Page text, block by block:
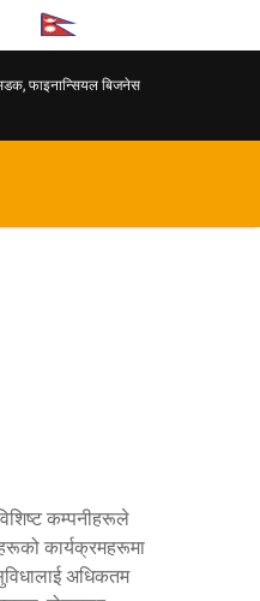
फाइनान्सियल बिजनेस
कम्पनीहरूले
कार्यक्रमहरूमा
अधिकतम